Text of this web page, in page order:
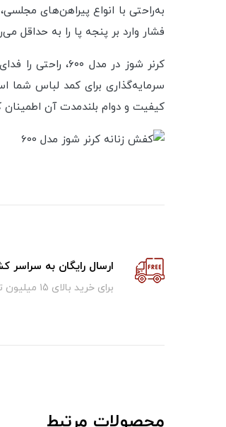
به‌راحتی با انواع پیراهن‌های
فشار وارد بر پنجه پا را به حداقل
کرنر شوز در مدل ۶۰۰، راحتی را فدای زیبایی نکرده است. اگر به دنبال
سرمایه‌گذاری برای کمد لباس شما
کیفیت و دوام بلندمدت آن اطمینان
ارسال رایگان به سراسر
برای خرید بالای ۱5 میلیون تومان